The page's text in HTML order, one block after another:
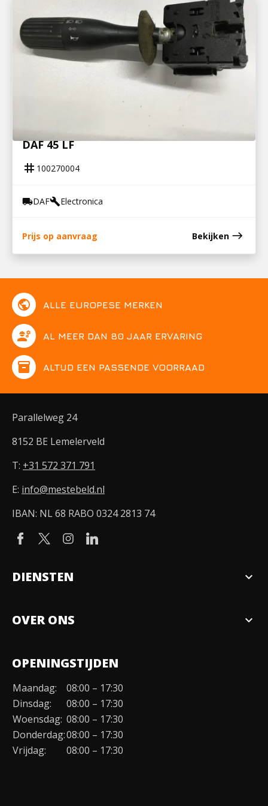
COMBI KNIPP / CLAXON SCHAKELAAR
DAF 45 LF
tag 100270004
local_shippingDAFbuildElectronica
Prijs op aanvraag Bekijken east
public ALLE EUROPESE MERKEN
engineering AL MEER DAN 80 JAAR ERVARING
inventory ALTIJD EEN PASSENDE VOORRAAD
Parallelweg 24
8152 BE Lemelerveld
T: +31 572 371 791
E: info@mestebeld.nl
IBAN: NL 68 RABO 0324 2813 74
DIENSTEN expand_more
OVER ONS expand_more
Organisatie
Duurzaamheid
Werken bij
Contact
OPENINGSTIJDEN
Maandag:
08:00 – 17:30
Dinsdag:
08:00 – 17:30
Woensdag: 08:00 – 17:30
Donderdag:08:00 – 17:30
Vrijdag:
08:00 – 17:30